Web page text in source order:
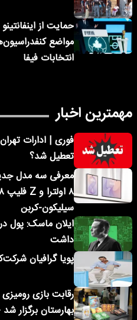
حمایت از
مواضع
انتخابات فیفا
مهمترین اخبار
تعطیل شد؟
سیلیکون-کربن
داشت
پویا گرافیان
رقابت بازی
بهارستان برگزار